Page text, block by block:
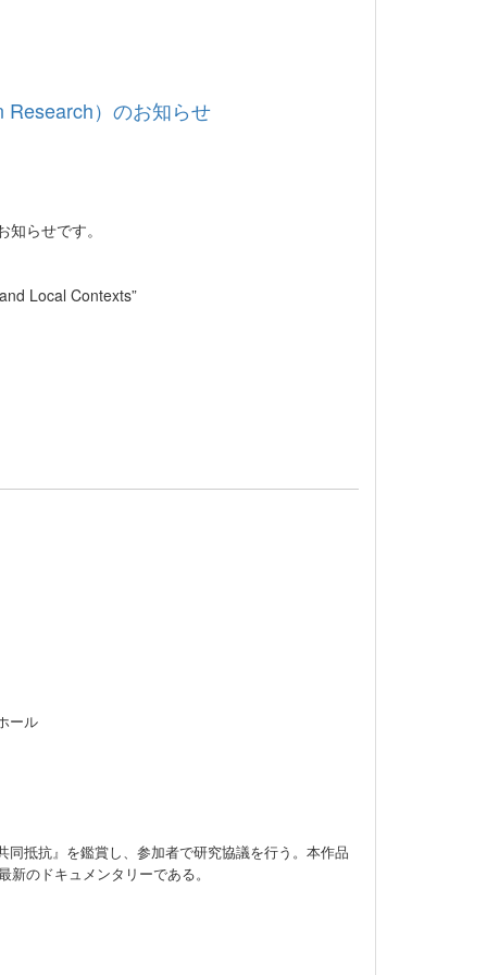
）のお知らせ
らせです。
Local Contexts”
ール
抵抗』を鑑賞し、参加者で研究協議を行う。本作品
のドキュメンタリーである。